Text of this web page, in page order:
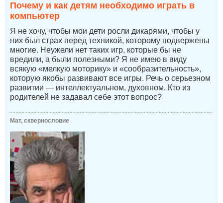
Почему и как детям необходимо играть в
компьютер
Я не хочу, чтобы мои дети росли дикарями, чтобы у
них был страх перед техникой, которому подвержены
многие. Неужели нет таких игр, которые бы не
вредили, а были полезными? Я не имею в виду
всякую «мелкую моторику» и «сообразительность»,
которую якобы развивают все игры. Речь о серьезном
развитии — интеллектуальном, духовном. Кто из
родителей не задавал себе этот вопрос?
Мат, сквернословие